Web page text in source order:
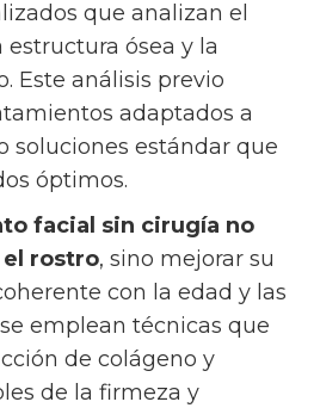
que analizan el
ósea y la
Este análisis previo
adaptados a
soluciones estándar que
óptimos.
facial sin cirugía no
rostro, sino mejorar su
con la edad y las
emplean técnicas que
de colágeno y
de la firmeza y